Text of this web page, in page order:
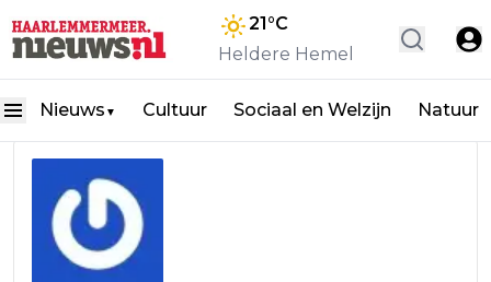
21°C
Heldere Hemel
Nieuws ▼ Cultuur Sociaal en Welzijn Natuur